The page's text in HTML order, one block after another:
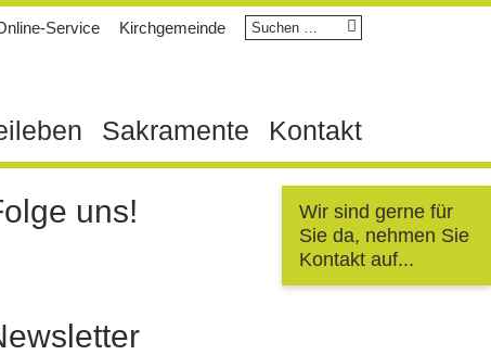
Service Kirchgemeinde
Suchen
nach:
Sakramente Kontakt
Wir sind gerne für
Sie da, nehmen Sie
Kontakt auf...
uns!